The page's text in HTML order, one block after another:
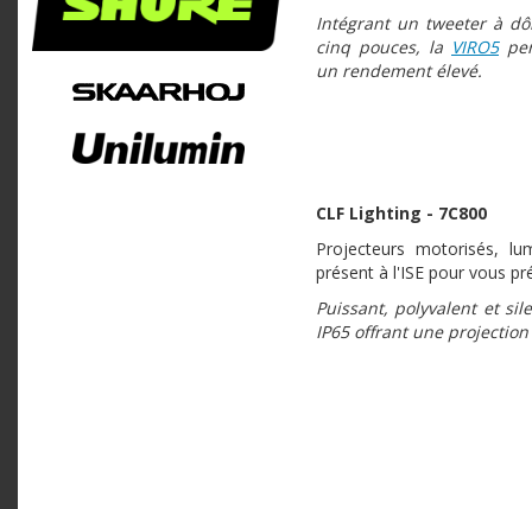
Intégrant un tweeter à
cinq pouces, la VIRO5
un rendement élevé.
CLF Lighting - 7C800
Projecteurs motorisés,
présent à l'ISE pour vous
Puissant, polyvalent et
IP65 offrant une